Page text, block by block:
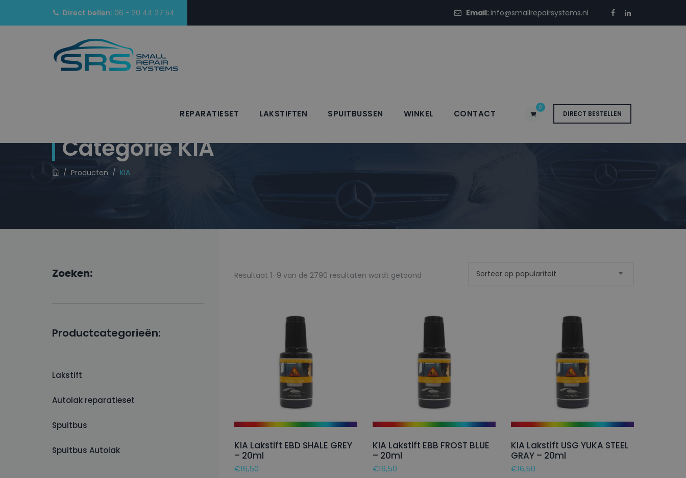
Direct bellen: 06 - 20 44 27 54 Email:info@smallrepairsystems.nl
DIRECT BESTELLEN
0
REPARATIESET LAKSTIFTEN SPUITBUSSEN WINKEL CONTACT
CategorieKIA
/ Producten / KIA
Resultaat 1–9 van de 2790 resultaten wordt getoondGesorteerd
Sorteer op populariteit
KIA Lakstift EBD SHALE GREY
– 20ml
€16,50
KIA Lakstift EBB FROST BLUE
– 20ml
€16,50
KIA Lakstift USG YUKA STEEL
GRAY – 20ml
€16,50
Zoeken:
Productcategorieën:
Lakstift
Autolak reparatieset
Spuitbus
Spuitbus Autolak